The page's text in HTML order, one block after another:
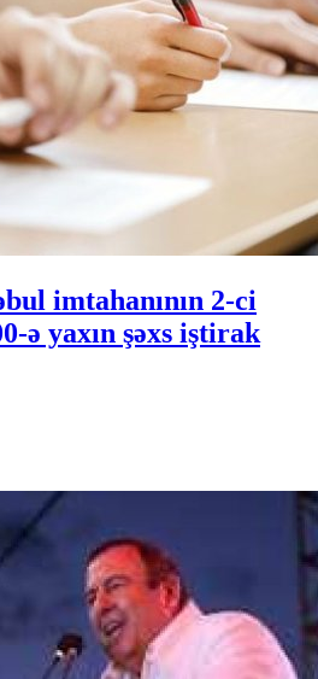
imtahanının 2-ci
ə yaxın şəxs iştirak